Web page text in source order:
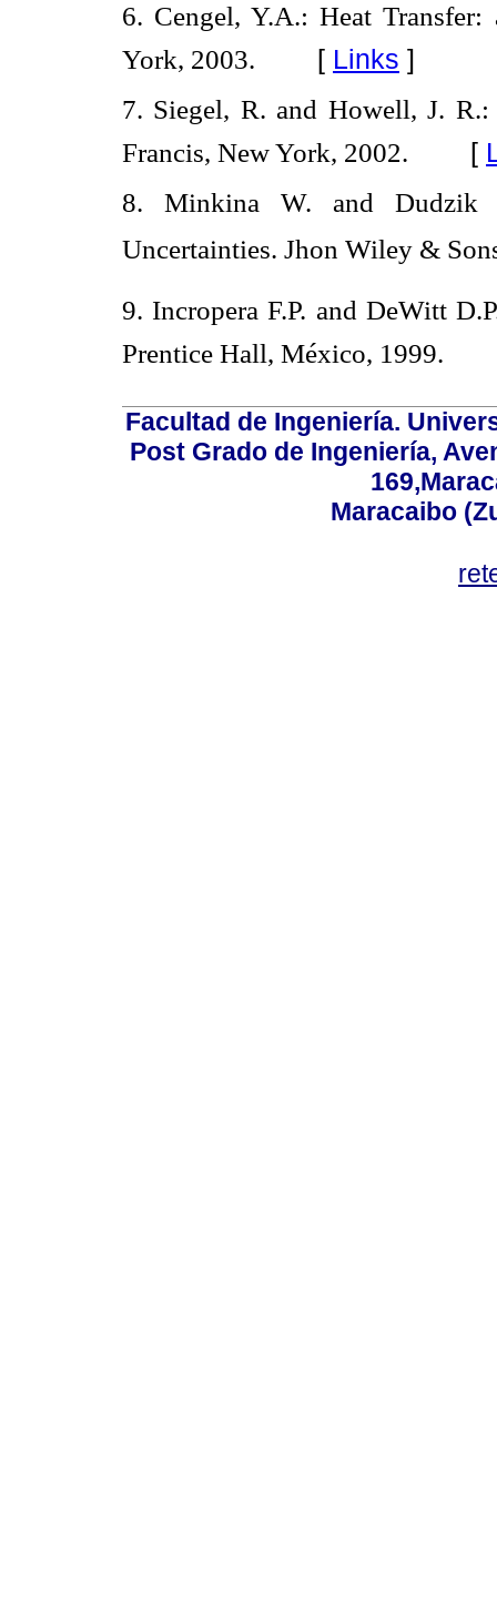
6. Cengel, Y.A.: Heat
York, 2003. [ Links ]
7. Siegel, R. and Howell, J. R.:
Francis, New York, 2002. [
8. Minkina W. and Dudzik
Uncertainties. Jhon Wiley &
9. Incropera F.P. and DeWitt
Prentice Hall, México, 1999.
Facultad de Ingeniería.
Post Grado de Ingeniería,
Maracaibo